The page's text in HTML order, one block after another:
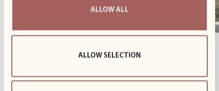
ALLOW ALL
ALLOW SELECTION
Razem dla męskiego zdrowia